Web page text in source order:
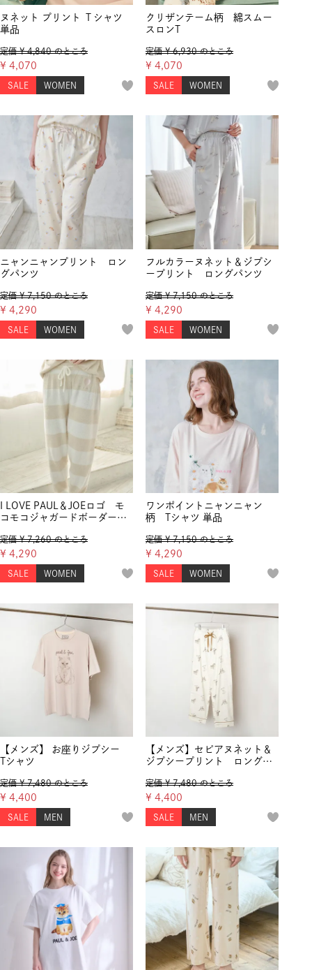
ヌネット プリント Ｔシャツ
単品
定価 ¥ 4,840 のところ
¥ 4,070
SALE WOMEN
クリザンテーム柄 綿スムー
スロンT
定価 ¥ 6,930 のところ
¥ 4,070
SALE WOMEN
ニャンニャンプリント ロン
グパンツ
定価 ¥ 7,150 のところ
¥ 4,290
SALE WOMEN
フルカラーヌネット＆ジプシ
ープリント ロングパンツ
定価 ¥ 7,150 のところ
¥ 4,290
SALE WOMEN
I LOVE PAUL＆JOEロゴ モ
コモコジャガードボーダー
定価 ¥ 7,260 のところ
¥ 4,290
SALE WOMEN
ワンポイントニャンニャン
柄 Tシャツ 単品
定価 ¥ 7,150 のところ
¥ 4,290
SALE WOMEN
【メンズ】 お座りジプシー
Tシャツ
定価 ¥ 7,480 のところ
¥ 4,400
SALE MEN
【メンズ】セピアヌネット＆
ジプシープリント ロングパ
定価 ¥ 7,480 のところ
¥ 4,400
SALE MEN